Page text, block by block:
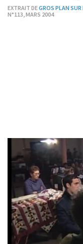
EXTRAIT DEGROS PLAN SUR
N°113, MARS 2004
A Peyrat-le-
commerçante. 25
Enquête.
Références